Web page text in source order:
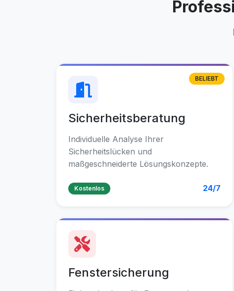
Sicherheitsberatung
Individuelle Analyse Ihrer
Sicherheitslücken und
maßgeschneiderte Lösungskonzepte.
Kostenlos 24/7
BELIEBT
Fenstersicherung